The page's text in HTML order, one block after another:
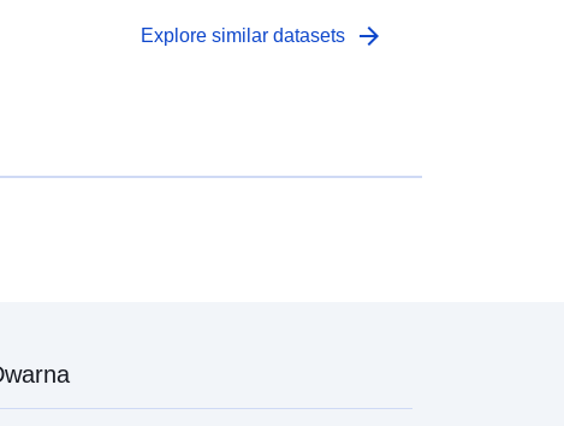
01 January 2013
Riżorsa:
Explore similar datasets arrow_forward